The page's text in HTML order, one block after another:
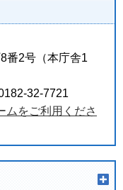
番2号（本庁舎1
32-7721
ムをご利用くださ